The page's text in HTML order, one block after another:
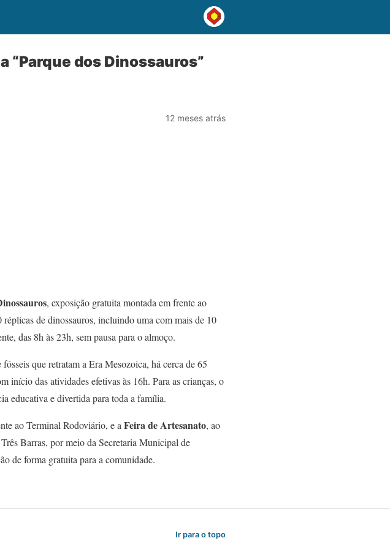
“Parque dos Dinossauros”
12 meses atrás
, exposição gratuita montada em frente ao
de dinossauros, incluindo uma com mais de 10
das 8h às 23h, sem pausa para o almoço.
que retratam a Era Mesozoica, há cerca de 65
início das atividades efetivas às 16h. Para as crianças, o
educativa e divertida para toda a família.
ao Terminal Rodoviário, e a Feira de Artesanato, ao
Barras, por meio da Secretaria Municipal de
de forma gratuita para a comunidade.
Ir para o topo